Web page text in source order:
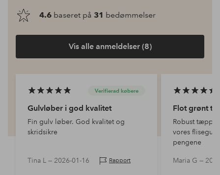
4.6 baseret på 31 bedømmelser
Vis alle anmeldelser (8)
Verifierad købere
Gulvløber i god kvalitet
Fin gulv løber. God kvalitet og
skridsikre
Tina L — 2026-01-16 Rapport
Flot grønt
Robust
vores
pengene
Maria G —